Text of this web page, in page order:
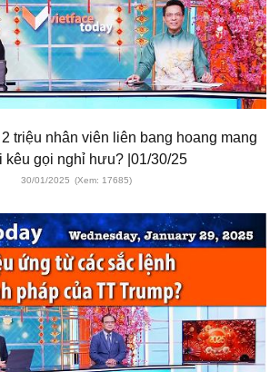
triệu nhân viên liên bang hoang mang
kêu gọi nghỉ hưu? |01/30/25
30/01/2025 (Xem: 17685)